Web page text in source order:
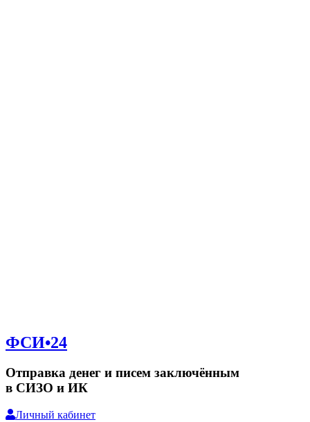
ФСИ•24
Отправка денег и писем заключённым
в СИЗО и ИК
Личный кабинет